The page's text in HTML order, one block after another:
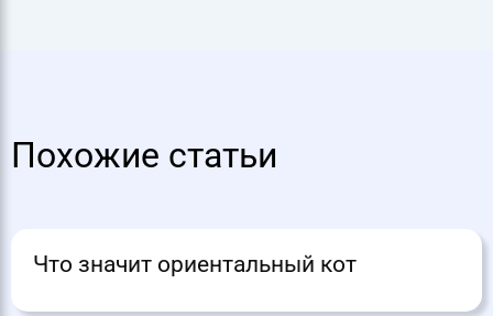
Похожие статьи
Что значит ориентальный кот